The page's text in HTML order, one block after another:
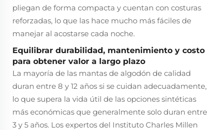
pliegan de forma compacta y cuentan con costuras
reforzadas, lo que las hace mucho más fáciles de
manejar al acostarse cada noche.
Equilibrar durabilidad, mantenimiento y costo
para obtener valor a largo plazo
La mayoría de las mantas de algodón de calidad
duran entre 8 y 12 años si se cuidan adecuadamente,
lo que supera la vida útil de las opciones sintéticas
más económicas que generalmente solo duran entre
3 y 5 años. Los expertos del Instituto Charles Millen